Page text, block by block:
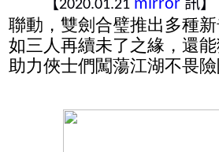
2020.01.21 mirror
聯動，雙劍合璧推出多種
如三人再續未了之緣，還
助力俠士們闖蕩江湖不畏